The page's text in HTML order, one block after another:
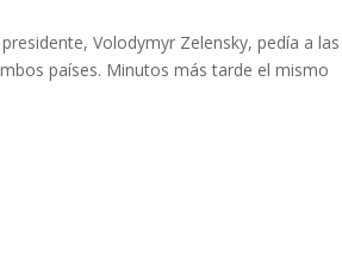
Volodymyr Zelensky, pedía a las
países. Minutos más tarde el mismo